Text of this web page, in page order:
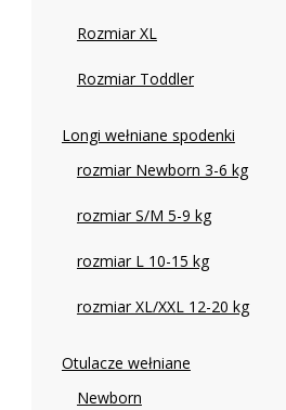
Rozmiar XL
Rozmiar Toddler
Longi wełniane spodenki
rozmiar Newborn 3-6 kg
rozmiar S/M 5-9 kg
rozmiar L 10-15 kg
rozmiar XL/XXL 12-20 kg
Otulacze wełniane
Newborn